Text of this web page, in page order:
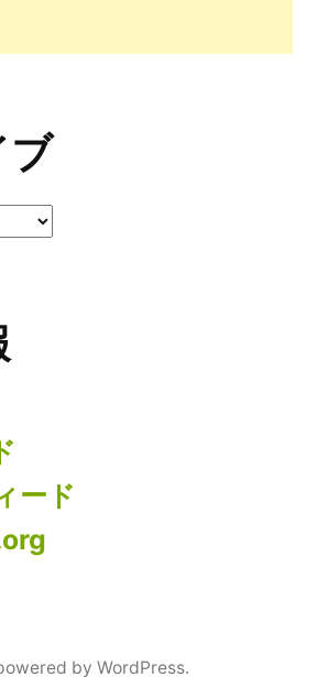
ブ
ード
by WordPress.